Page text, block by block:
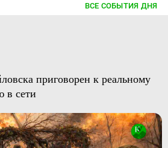
ВСЕ СОБЫТИЯ ДНЯ
приговорен к реальному
в сети